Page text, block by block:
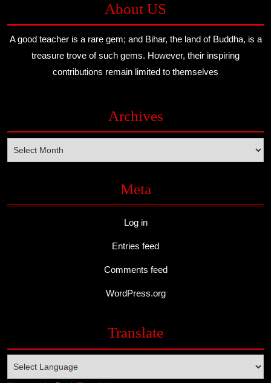
About US
A good teacher is a rare gem; and Bihar, the land of Buddha, is a
treasure trove of such gems. However, their inspiring
contributions remain limited to themselves
Archives
Meta
Log in
Entries feed
Comments feed
WordPress.org
Translate